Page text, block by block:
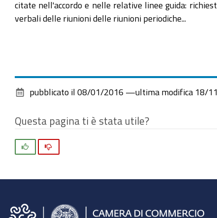
citate nell'accordo e nelle relative linee guida:
verbali delle riunioni delle riunioni periodiche...
pubblicato il 08/01/2016 —ultima modifica 18/
Questa pagina ti è stata utile?